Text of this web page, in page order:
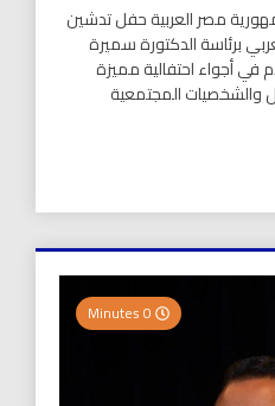
مصر العربية حفل تدشين
برئاسة الدكتورة سميرة
في أجواء احتفالية مميزة
والشخصيات المجتمعية